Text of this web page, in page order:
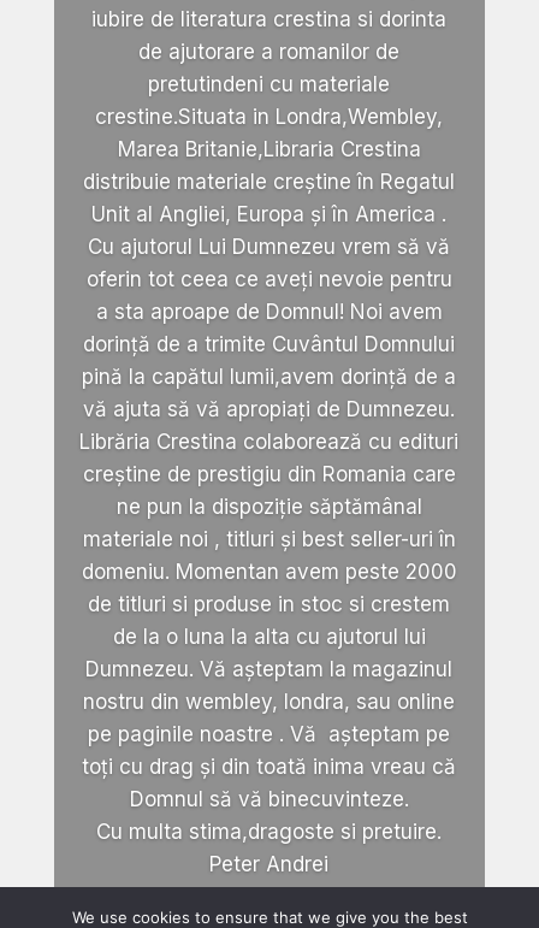
iubire de literatura crestina si dorinta
de ajutorare a romanilor de
pretutindeni cu materiale
crestine.Situata in Londra,Wembley,
Marea Britanie,Libraria Crestina
distribuie materiale creștine în Regatul
Unit al Angliei, Europa și în America .
Cu ajutorul Lui Dumnezeu vrem să vă
oferin tot ceea ce aveți nevoie pentru
a sta aproape de Domnul! Noi avem
dorință de a trimite Cuvântul Domnului
pină la capătul lumii,avem dorință de a
vă ajuta să vă apropiați de Dumnezeu.
Librăria Crestina colaborează cu edituri
creștine de prestigiu din Romania care
ne pun la dispoziție săptămânal
materiale noi , titluri și best seller-uri în
domeniu. Momentan avem peste 2000
de titluri si produse in stoc si crestem
de la o luna la alta cu ajutorul lui
Dumnezeu. Vă așteptam la magazinul
nostru din wembley, londra, sau online
pe paginile noastre . Vă așteptam pe
toți cu drag și din toată inima vreau că
Domnul să vă binecuvinteze.
Cu multa stima,dragoste si pretuire.
Peter Andrei
We use cookies to ensure that we give you the best